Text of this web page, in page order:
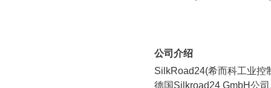
公司介绍
SilkRoad24(希而科工业控
德国 Silkroad24 GmbH公司